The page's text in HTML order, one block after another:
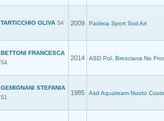
TARTICCHIO OLIVA S4 2009 Paideia Sport Ssd Arl
BETTONI FRANCESCA
S4
2014 ASD Pol. Bresciana No
GEMIGNANI STEFANIA
S1
1985 Asd Aquateam Nuoto Cuoio